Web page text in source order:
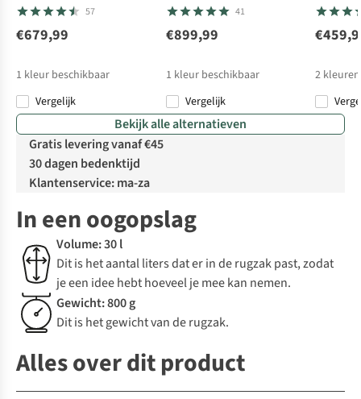
57
€679,99
1 kleur beschikbaar
Vergelijk
41
€899,99
1 kleur beschikbaar
Vergelijk
2
Bekijk alle alternatieven
Gratis levering vanaf €45
30 dagen bedenktijd
Klantenservice: ma-za
In een oogopslag
Volume: 30 l
Dit is het aantal liters dat er in de rugzak past, zodat
je een idee hebt hoeveel je mee kan nemen.
Gewicht: 800 g
Dit is het gewicht van de rugzak.
Alles over dit product